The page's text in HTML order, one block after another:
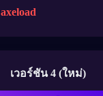
axeload
เวอร์ชัน 4 (ใหม่)